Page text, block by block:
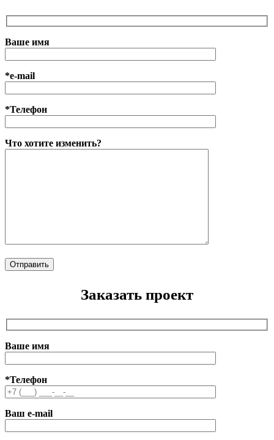
Ваше имя
*e-mail
*Телефон
Что хотите изменить?
Заказать проект
Ваше имя
*Телефон
Ваш e-mail